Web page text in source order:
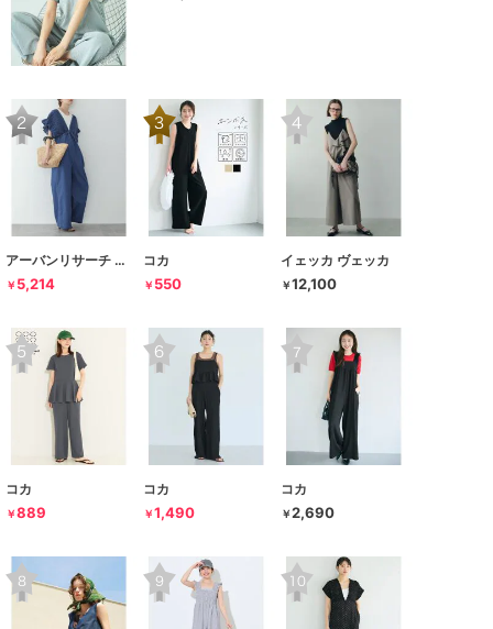
アーバンリサーチ サニーレーベル
￥ 5,214
コカ
￥ 550
イェッカ ヴェッカ
￥12,100
コカ
￥889
コカ
￥1,490
コカ
￥2,690